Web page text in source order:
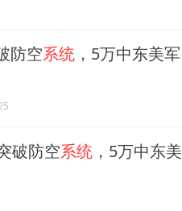
防空系统 ，5万中东美军
破防空系统 ，5万中东美